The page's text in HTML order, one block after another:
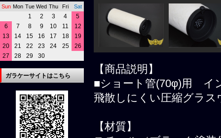
【商品説明】
■ショート管(70φ)用 イ
飛散しにくい圧縮グラス
【材質】
Sun Mon Tue Wed Thu Fri Sat
1 2 3 4
5
6
7 8 9 10 11
12
13
14 15 16 17 18
19
20
21 22 23 24 25
26
27
28 29 30
ガラケーサイトはこちら